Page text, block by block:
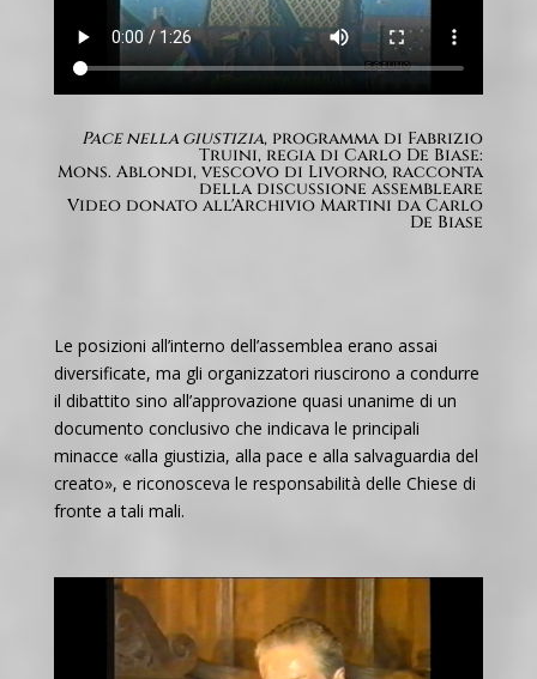
Pace nella giustizia, programma di Fabrizio
Truini, regia di Carlo De Biase:
Mons. Ablondi, vescovo di Livorno, racconta
della discussione assembleare
Video donato all'Archivio Martini da Carlo
De Biase
Le posizioni all’interno dell’assemblea erano assai
diversificate, ma gli organizzatori riuscirono a condurre
il dibattito sino all’approvazione quasi unanime di un
documento conclusivo che indicava le principali
minacce «alla giustizia, alla pace e alla salvaguardia del
creato», e riconosceva le responsabilità delle Chiese di
fronte a tali mali.